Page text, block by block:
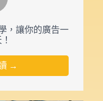
，讓你的廣告一
→